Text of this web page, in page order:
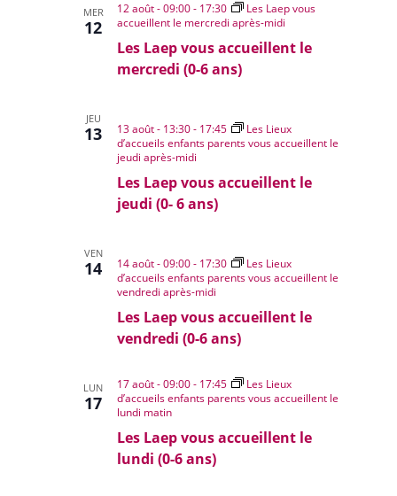
MER
12
Les Laep vous accueillent le
mercredi (0-6 ans)
12 août - 09:00- 17:30
Les Laep vous
accueillent le mercredi après-midi
JEU
13
Les Laep vous accueillent le
jeudi (0- 6 ans)
13 août - 13:30- 17:45
Les Lieux
d’accueils enfants parents vous accueillent le
jeudi après-midi
VEN
14
Les Laep vous accueillent le
vendredi (0-6 ans)
14 août - 09:00- 17:30
Les Lieux
d’accueils enfants parents vous accueillent le
vendredi après-midi
LUN
17
Les Laep vous accueillent le
lundi (0-6 ans)
17 août - 09:00- 17:45
Les Lieux
d’accueils enfants parents vous accueillent le
lundi matin